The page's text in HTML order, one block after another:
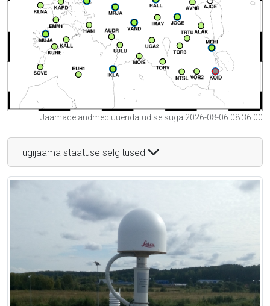
Jaamade andmed uuendatud seisuga 2026-08-06 08:36:00
Tugijaama staatuse selgitused